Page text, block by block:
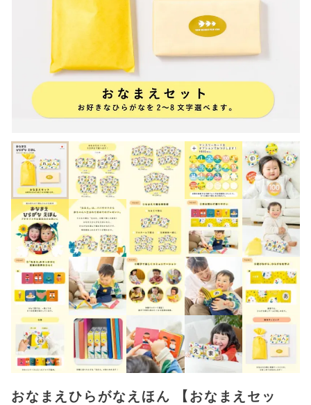
おなまえひらがなえほん 【おなまえセッ